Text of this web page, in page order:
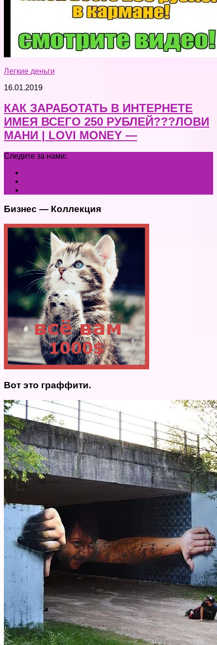
Легкие деньги
16.01.2019
КАК ЗАРАБОТАТЬ В ИНТЕРНЕТЕ
ИМЕЯ ВСЕГО 250 РУБЛЕЙ???ЛОВИ
МАНИ | LOVI MONEY —
Следите за нами:
Бизнес — Коллекция
Вот это граффити.